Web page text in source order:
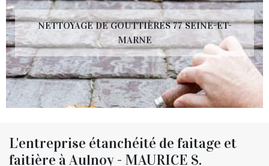
NETTOYAGE DE GOUTTIÈRES 77 SEINE-ET-
MARNE
L'entreprise étanchéité de faitage et
faitière à Aulnoy - MAURICE S.